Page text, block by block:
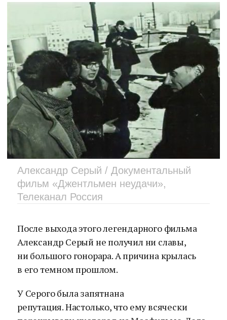
Александр Серый / Документальный
фильм «Джентльмен неудачи»,
Телеканал Россия
После выхода этого легендарного фильма
Александр Серый не получил ни славы,
ни большого гонорара. А причина крылась
в его темном прошлом.
У Серого была запятнана
репутация. Настолько, что ему всячески